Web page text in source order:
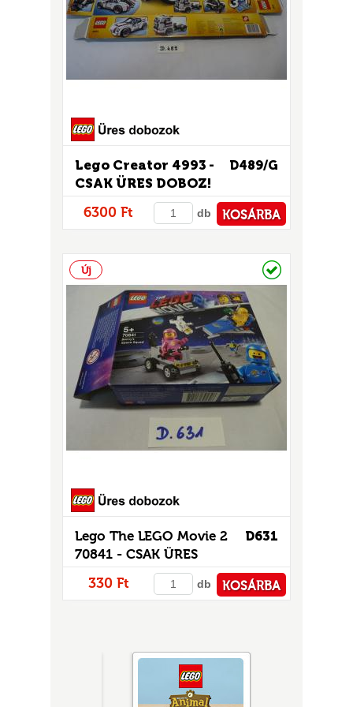
D489/G
Lego Creator 4993 -
CSAK ÜRES DOBOZ!
6300 Ft db KOSÁRBA
Új
D631
Lego The LEGO Movie 2
70841 - CSAK ÜRES
330 Ft db KOSÁRBA